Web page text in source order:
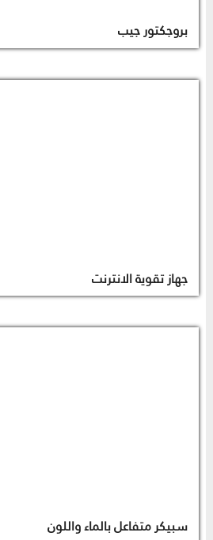
بروجكتور جيب
جهاز تقوية الانترنت
سبيكر متفاعل بالماء واللون